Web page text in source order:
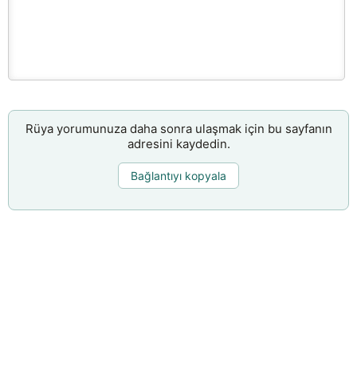
Rüya yorumunuza daha sonra ulaşmak için bu sayfanın
adresini kaydedin.
Bağlantıyı kopyala